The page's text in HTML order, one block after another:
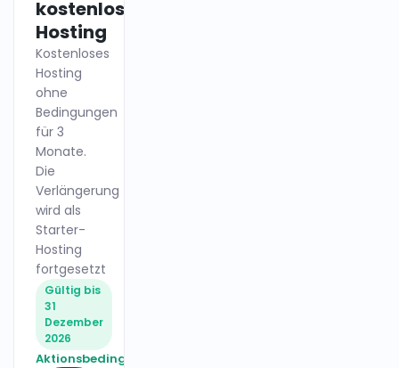
kostenloses
Hosting
Kostenloses
Hosting
ohne
Bedingungen
für 3
Monate.
Die
Verlängerung
wird als
Starter-
Hosting
fortgesetzt
Gültig bis
31
Dezember
2026
Aktionsbedingungen